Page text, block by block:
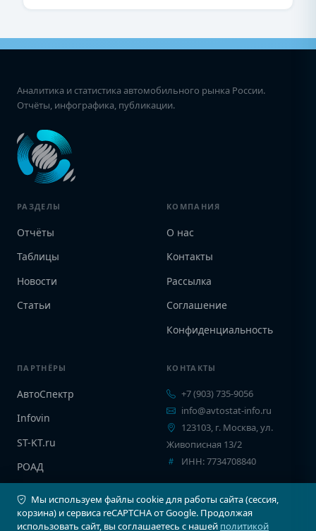
Аналитика и статистика автомобильного рынка России.
Отчёты, инфографика, публикации.
РАЗДЕЛЫ
Отчёты
Таблицы
Новости
Статьи
КОМПАНИЯ
О нас
Контакты
Рассылка
Соглашение
Конфиденциальность
ПАРТНЁРЫ
АвтоСпектр
Infovin
ST-KT.ru
РОАД
КОНТАКТЫ
+7 (903) 735-9056
info@avtostat-info.ru
123103, г. Москва, ул.
Живописная 13/2
ИНН: 7734708840
Мы используем файлы cookie для работы сайта (сессия,
корзина) и сервиса reCAPTCHA от Google. Продолжая
использовать сайт, вы соглашаетесь с нашей политикой